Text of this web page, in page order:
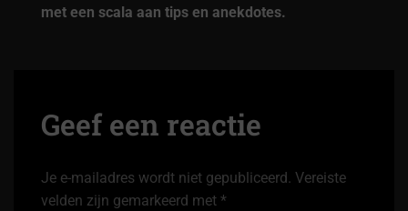
met een scala aan tips en anekdotes.
Geef een reactie
Je e-mailadres wordt niet gepubliceerd. Vereiste
velden zijn gemarkeerd met *